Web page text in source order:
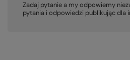
Zadaj pytanie a my odpowiemy
pytania i odpowiedzi publikując dla